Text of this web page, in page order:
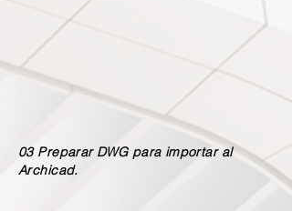
03 Preparar DWG para importar al
Archicad.